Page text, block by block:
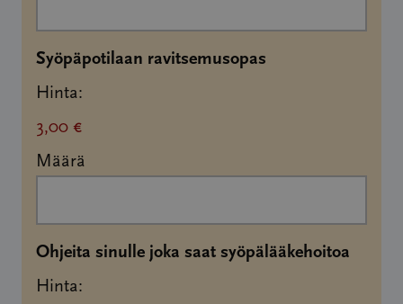
Syöpäpotilaan ravitsemusopas
Hinta:
3,00 €
Määrä
Ohjeita sinulle joka saat syöpälääkehoitoa
Hinta: